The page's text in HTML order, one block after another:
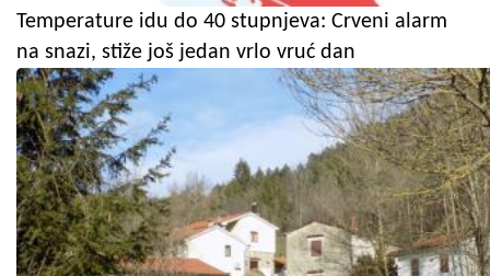
Temperature idu do 40 stupnjeva: Crveni alarm
na snazi, stiže još jedan vrlo vruć dan